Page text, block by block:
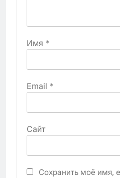
Имя *
Email *
Сайт
Сохранить моё имя,